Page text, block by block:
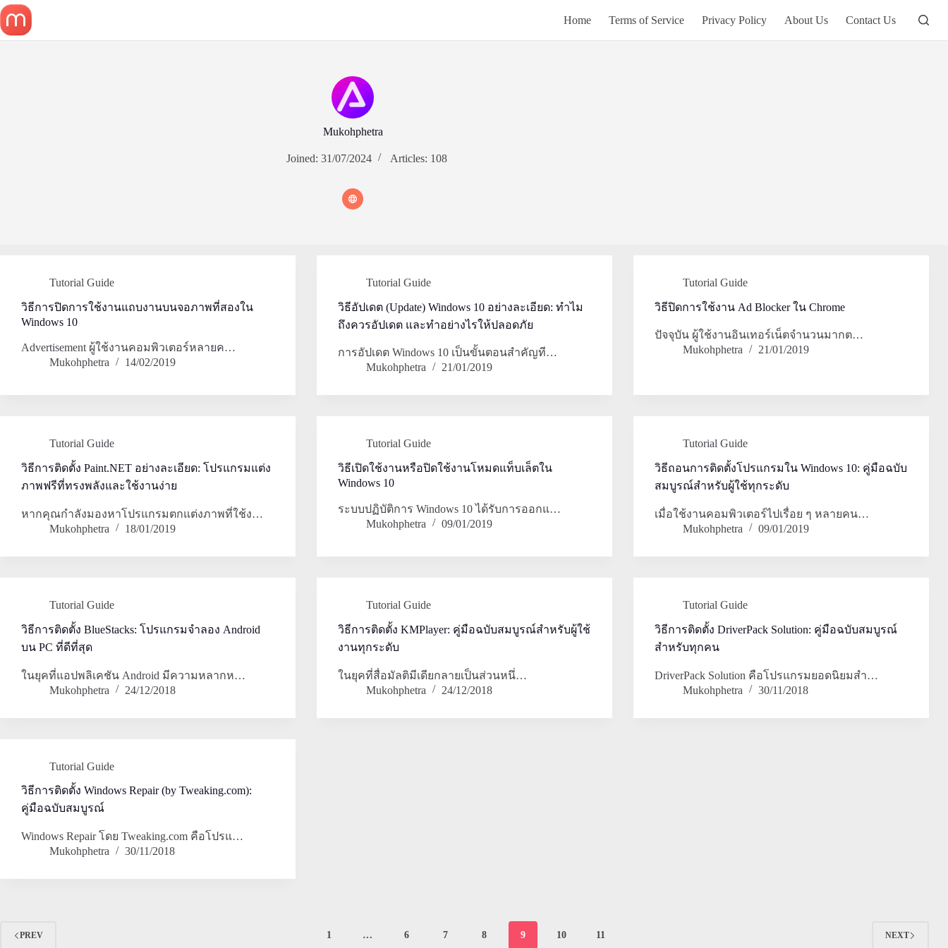
Skip
to
content
Home Terms of Service Privacy Policy About Us Contact Us
Mukohphetra
Joined: 31/07/2024 Articles: 108
Tutorial Guide
วิธีการปิดการใช้งานแถบงานบนจอภาพที่สองใน
Windows 10
Advertisement ผู้ใช้งานคอมพิวเตอร์หลายค…
Mukohphetra
14/02/2019
Tutorial Guide
วิธีอัปเดต (Update) Windows 10 อย่างละเอียด: ทำไม
ถึงควรอัปเดต และทำอย่างไรให้ปลอดภัย
การอัปเดต Windows 10 เป็นขั้นตอนสำคัญที…
Mukohphetra
21/01/2019
Tutorial Guide
วิธีปิดการใช้งาน Ad Blocker ใน Chrome
ปัจจุบัน ผู้ใช้งานอินเทอร์เน็ตจำนวนมากต…
Mukohphetra
21/01/2019
Tutorial Guide
วิธีการติดตั้ง Paint.NET อย่างละเอียด: โปรแกรมแต่ง
ภาพฟรีที่ทรงพลังและใช้งานง่าย
หากคุณกำลังมองหาโปรแกรมตกแต่งภาพที่ใช้ง…
Mukohphetra
18/01/2019
Tutorial Guide
วิธีเปิดใช้งานหรือปิดใช้งานโหมดแท็บเล็ตใน
Windows 10
ระบบปฏิบัติการ Windows 10 ได้รับการออกแ…
Mukohphetra
09/01/2019
Tutorial Guide
วิธีถอนการติดตั้งโปรแกรมใน Windows 10: คู่มือฉบับ
สมบูรณ์สำหรับผู้ใช้ทุกระดับ
เมื่อใช้งานคอมพิวเตอร์ไปเรื่อย ๆ หลายคน…
Mukohphetra
09/01/2019
Tutorial Guide
วิธีการติดตั้ง BlueStacks: โปรแกรมจำลอง Android
บน PC ที่ดีที่สุด
ในยุคที่แอปพลิเคชัน Android มีความหลากห…
Mukohphetra
24/12/2018
Tutorial Guide
วิธีการติดตั้ง KMPlayer: คู่มือฉบับสมบูรณ์สำหรับผู้ใช้
งานทุกระดับ
ในยุคที่สื่อมัลติมีเดียกลายเป็นส่วนหนึ่…
Mukohphetra
24/12/2018
Tutorial Guide
วิธีการติดตั้ง DriverPack Solution: คู่มือฉบับสมบูรณ์
สำหรับทุกคน
DriverPack Solution คือโปรแกรมยอดนิยมสำ…
Mukohphetra
30/11/2018
Tutorial Guide
วิธีการติดตั้ง Windows Repair (by Tweaking.com):
คู่มือฉบับสมบูรณ์
Windows Repair โดย Tweaking.com คือโปรแ…
Mukohphetra
30/11/2018
PREV 1 … 6 7 8 9 10 11 NEXT